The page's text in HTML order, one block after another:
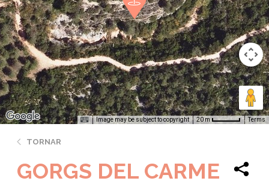
Image may be subject to copyright 20 m Terms
TORNAR
GORGS DEL CARME